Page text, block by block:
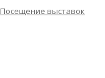
Посещение выставок